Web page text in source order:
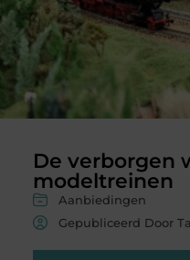
De verborgen
modeltreinen
Aanbiedingen
Gepubliceerd Door